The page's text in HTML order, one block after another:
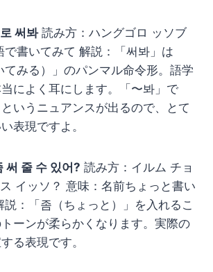
써봐読み方：ハングゴロ ッソブ
で書いてみて 解説：「써봐」は
てみる）」のパンマル命令形。語学
によく耳にします。「〜봐」で
というニュアンスが出るので、とて
表現ですよ。
써 줄 수 있어? 読み方：イルム チョ
イッソ？ 意味：名前ちょっと書い
説：「좀（ちょっと）」を入れるこ
ーンが柔らかくなります。実際の
る表現です。